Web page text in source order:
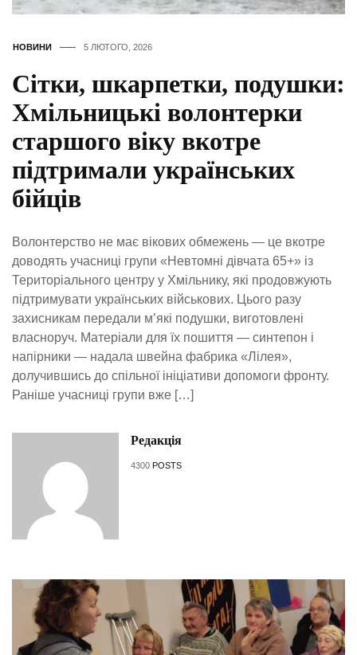
НОВИНИ 5 ЛЮТОГО, 2026
Сітки, шкарпетки, подушки:
Хмільницькі волонтерки
старшого віку вкотре
підтримали українських
бійців
Волонтерство не має вікових обмежень — це вкотре
доводять учасниці групи «Невтомні дівчата 65+» із
Територіального центру у Хмільнику, які продовжують
підтримувати українських військових. Цього разу
захисникам передали м’які подушки, виготовлені
власноруч. Матеріали для їх пошиття — синтепон і
напірники — надала швейна фабрика «Лілея»,
долучившись до спільної ініціативи допомоги фронту.
Раніше учасниці групи вже […]
Редакція
4300 POSTS